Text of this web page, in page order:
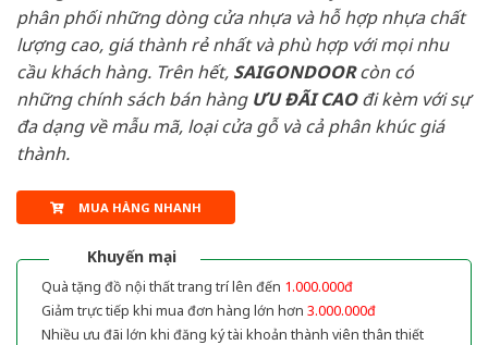
phân phối những dòng cửa nhựa và hỗ hợp nhựa chất
lượng cao, giá thành rẻ nhất và phù hợp với mọi nhu
cầu khách hàng. Trên hết, SAIGONDOORcòn có
những chính sách bán hàng ƯU ĐÃI CAOđi kèm với sự
đa dạng về mẫu mã, loại cửa gỗ và cả phân khúc giá
thành.
MUA HÀNG NHANH
Khuyến mại
Quà tặng đồ nội thất trang trí lên đến 1.000.000đ
Giảm trực tiếp khi mua đơn hàng lớn hơn 3.000.000đ
Nhiều ưu đãi lớn khi đăng ký tài khoản thành viên thân thiết